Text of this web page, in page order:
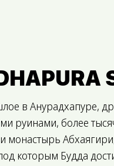
в Анурадхапуре,
руинами, более
монастырь
которым Будда